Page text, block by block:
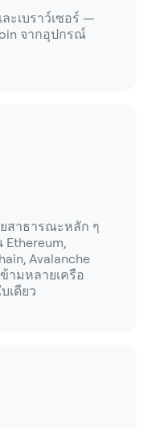
ะเบราว์เซอร์ —
จากอุปกรณ์
สาธารณะหลัก ๆ
Ethereum,
Avalanche
ามหลายเครือ
เดียว